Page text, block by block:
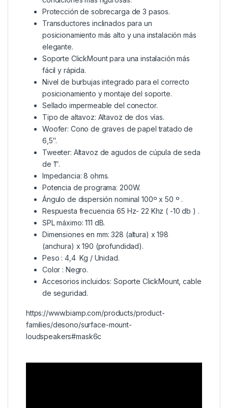
Protección de sobrecarga de 3 pasos.
Transductores inclinados para un
posicionamiento más alto y una instalación más
elegante.
Soporte ClickMount para una instalación más
fácil y rápida.
Nivel de burbujas integrado para el correcto
posicionamiento y montaje del soporte.
Sellado impermeable del conector.
Tipo de altavoz: Altavoz de dos vías.
Woofer: Cono de graves de papel tratado de
6,5″.
Tweeter: Altavoz de agudos de cúpula de seda
de 1″.
Impedancia: 8 ohms.
Potencia de programa: 200W.
Ángulo de dispersión nominal 100º x 50 º .
Respuesta frecuencia 65 Hz- 22 Khz ( -10 db ) .
SPL máximo: 111 dB.
Dimensiones en mm: 328 (altura) x 198
(anchura) x 190 (profundidad).
Peso : 4,4 Kg / Unidad.
Color : Negro.
Accesorios incluidos: Soporte ClickMount, cable
de seguridad.
https://www.biamp.com/products/product-
families/desono/surface-mount-
loudspeakers#mask6c